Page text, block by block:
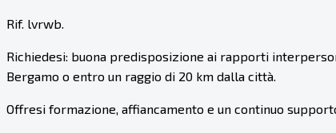
Rif. lvrwb.
Richiedesi: buona predisposizione ai rapporti
Bergamo o entro un raggio di 20 km dalla città.
Offresi formazione, affiancamento e un continuo